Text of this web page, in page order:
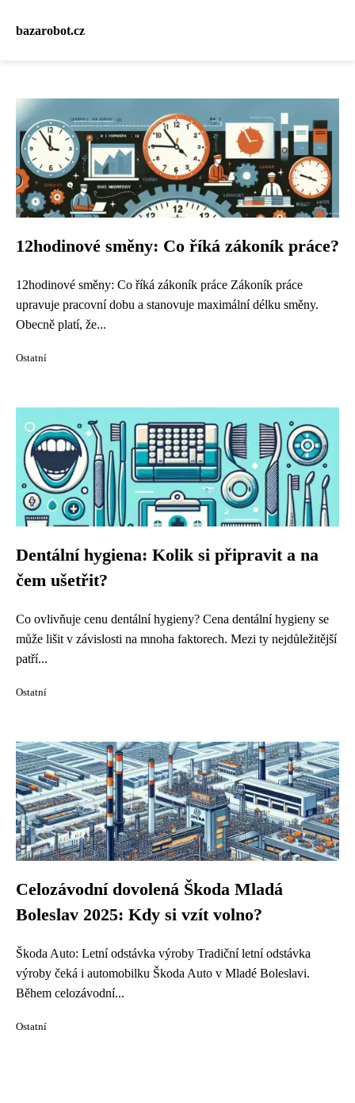
bazarobot.cz
12hodinové směny: Co říká zákoník práce?
12hodinové směny: Co říká zákoník práce Zákoník práce
upravuje pracovní dobu a stanovuje maximální délku směny.
Obecně platí, že...
Ostatní
Dentální hygiena: Kolik si připravit a na
čem ušetřit?
Co ovlivňuje cenu dentální hygieny? Cena dentální hygieny se
může lišit v závislosti na mnoha faktorech. Mezi ty nejdůležitější
patří...
Ostatní
Celozávodní dovolená Škoda Mladá
Boleslav 2025: Kdy si vzít volno?
Škoda Auto: Letní odstávka výroby Tradiční letní odstávka
výroby čeká i automobilku Škoda Auto v Mladé Boleslavi.
Během celozávodní...
Ostatní